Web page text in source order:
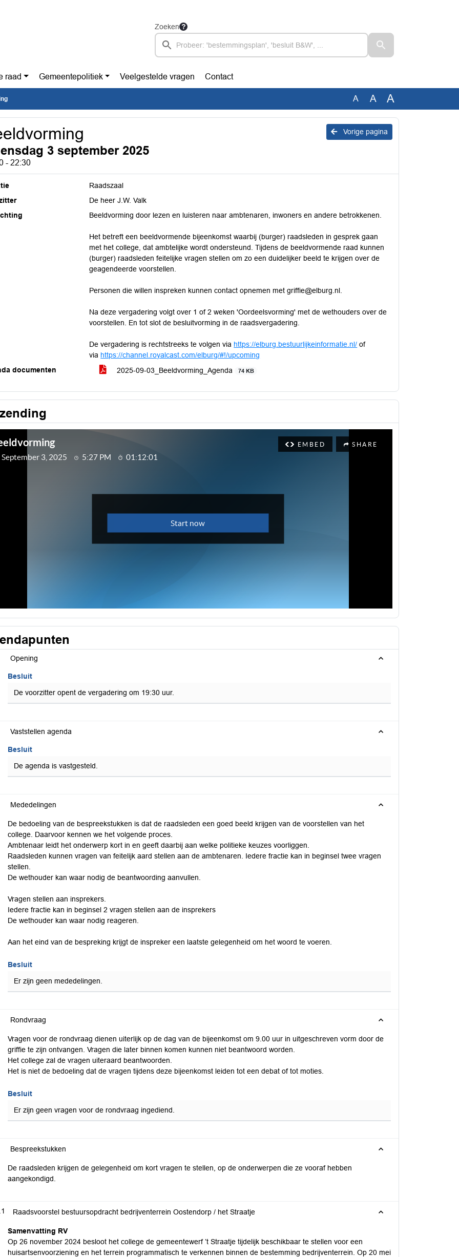
Zoeken
raad Gemeentepolitiek Veelgestelde vragen Contact
A A A
Vorige pagina
3 september 2025
- 22:30
Raadszaal
De heer J.W. Valk
Beeldvorming door lezen en luisteren naar ambtenaren, inwoners en andere betrokkenen.
Het betreft een beeldvormende bijeenkomst waarbij (burger) raadsleden in gesprek gaan
met het college, dat ambtelijke wordt ondersteund. Tijdens de beeldvormende raad kunnen
(burger) raadsleden feitelijke vragen stellen om zo een duidelijker beeld te krijgen over de
geagendeerde voorstellen.
Personen die willen inspreken kunnen contact opnemen met griffie@elburg.nl.
Na deze vergadering volgt over 1 of 2 weken 'Oordeelsvorming' met de wethouders over de
voorstellen. En tot slot de besluitvorming in de raadsvergadering.
De vergadering is rechtstreeks te volgen via https://elburg.bestuurlijkeinformatie.nl/ of
via https://channel.royalcast.com/elburg/#!/upcoming
documenten
2025-09-03_Beeldvorming_Agenda 74 KB
Opening
Besluit
De voorzitter opent de vergadering om 19:30 uur.
Vaststellen agenda
Besluit
De agenda is vastgesteld.
Mededelingen
De bedoeling van de bespreekstukken is dat de raadsleden een goed beeld krijgen van de voorstellen van het
college. Daarvoor kennen we het volgende proces.
Ambtenaar leidt het onderwerp kort in en geeft daarbij aan welke politieke keuzes voorliggen.
Raadsleden kunnen vragen van feitelijk aard stellen aan de ambtenaren. Iedere fractie kan in beginsel twee vragen
stellen.
De wethouder kan waar nodig de beantwoording aanvullen.
Vragen stellen aan insprekers.
Iedere fractie kan in beginsel 2 vragen stellen aan de insprekers
De wethouder kan waar nodig reageren.
Aan het eind van de bespreking krijgt de inspreker een laatste gelegenheid om het woord te voeren.
Besluit
Er zijn geen mededelingen.
Rondvraag
Vragen voor de rondvraag dienen uiterlijk op de dag van de bijeenkomst om 9.00 uur in uitgeschreven vorm door de
griffie te zijn ontvangen. Vragen die later binnen komen kunnen niet beantwoord worden.
Het college zal de vragen uiteraard beantwoorden.
Het is niet de bedoeling dat de vragen tijdens deze bijeenkomst leiden tot een debat of tot moties.
Besluit
Er zijn geen vragen voor de rondvraag ingediend.
Bespreekstukken
De raadsleden krijgen de gelegenheid om kort vragen te stellen, op de onderwerpen die ze vooraf hebben
aangekondigd.
Raadsvoorstel bestuursopdracht bedrijventerrein Oostendorp / het Straatje
Samenvatting RV
Op 26 november 2024 besloot het college de gemeentewerf ’t Straatje tijdelijk beschikbaar te stellen voor een
huisartsenvoorziening en het terrein programmatisch te verkennen binnen de bestemming bedrijventerrein. Op 20 mei